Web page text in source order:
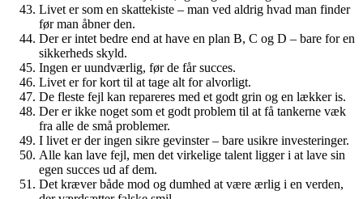
Livet er som en skattekiste – man ved aldrig hvad man finder
før man åbner den.
Der er intet bedre end at have en plan B, C og D – bare for en
sikkerheds skyld.
Ingen er uundværlig, før de får succes.
Livet er for kort til at tage alt for alvorligt.
De fleste fejl kan repareres med et godt grin og en lækker is.
Der er ikke noget som et godt problem til at få tankerne væk
fra alle de små problemer.
I livet er der ingen sikre gevinster – bare usikre investeringer.
Alle kan lave fejl, men det virkelige talent ligger i at lave sin
egen succes ud af dem.
Det kræver både mod og dumhed at være ærlig i en verden,